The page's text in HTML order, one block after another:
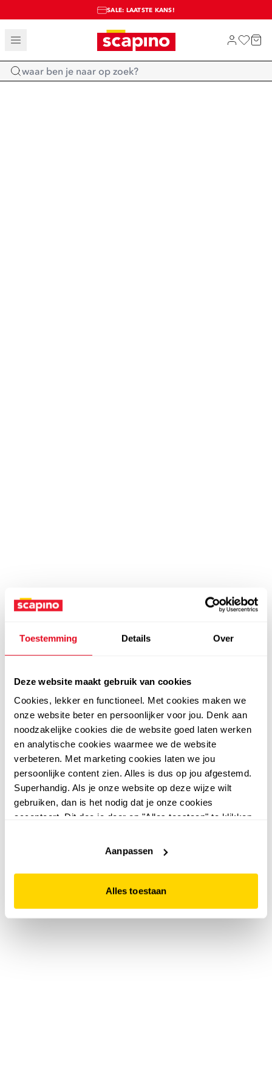
Toestemming Details Over
Deze website maakt gebruik van cookies
Cookies, lekker en functioneel. Met cookies maken we
onze website beter en persoonlijker voor jou. Denk aan
noodzakelijke cookies die de website goed laten werken
en analytische cookies waarmee we de website
verbeteren. Met marketing cookies laten we jou
persoonlijke content zien. Alles is dus op jou afgestemd.
Superhandig. Als je onze website op deze wijze wilt
gebruiken, dan is het nodig dat je onze cookies
accepteert. Dit doe je door op "Alles toestaan" te klikken.
website niet optimaal functioneert.
Aanpassen
Alles toestaan
TOT 70% KORTING OP SALE
SALE: LAATSTE KANS!
SHOP NIEUW
Home